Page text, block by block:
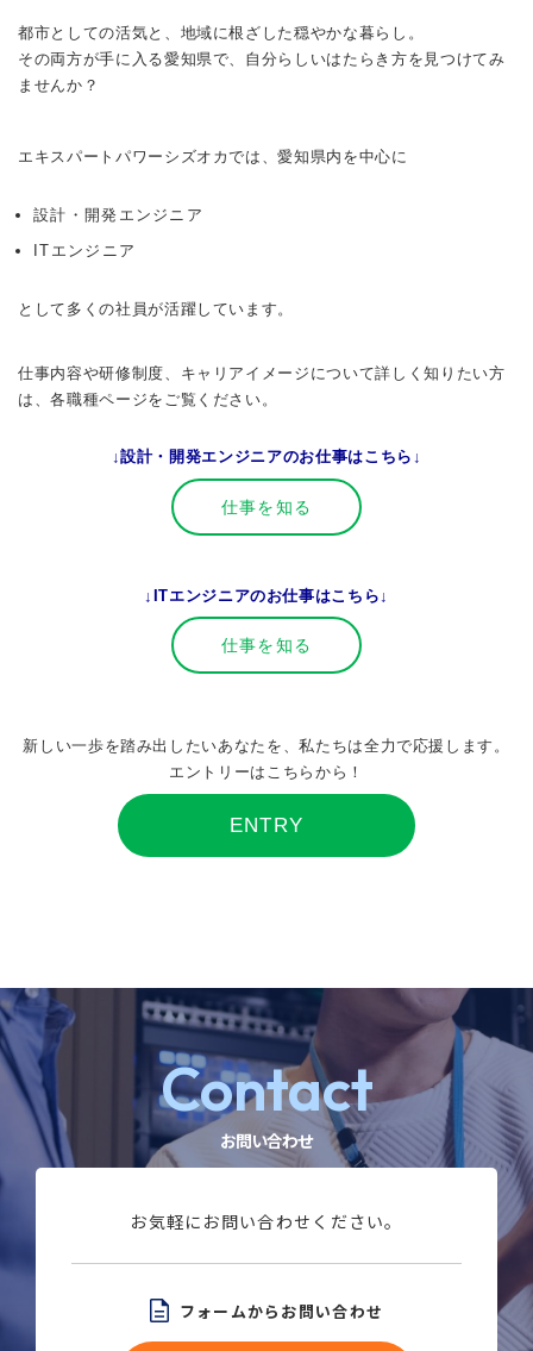
都市としての活気と、地域に根ざした穏やかな暮らし。
その両方が手に入る愛知県で、自分らしいはたらき方を見つけてみ
ませんか？
エキスパートパワーシズオカでは、愛知県内を中心に
設計・開発エンジニア
ITエンジニア
として多くの社員が活躍しています。
仕事内容や研修制度、キャリアイメージについて詳しく知りたい方
は、各職種ページをご覧ください。
↓設計・開発エンジニアのお仕事はこちら↓
仕事を知る
↓ITエンジニアのお仕事はこちら↓
仕事を知る
新しい一歩を踏み出したいあなたを、私たちは全力で応援します。
エントリーはこちらから！
ENTRY
Contact
お問い合わせ
お気軽にお問い合わせください。
フォームからお問い合わせ